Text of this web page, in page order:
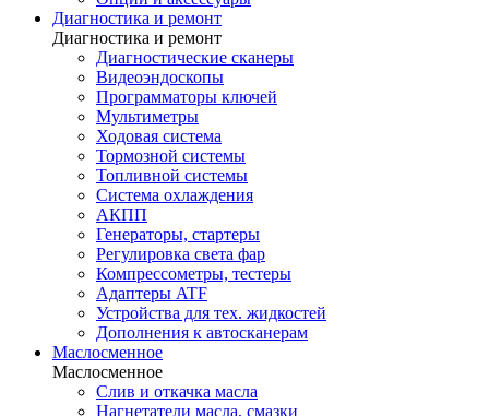
Диагностика и ремонт
Диагностика и ремонт
Диагностические сканеры
Видеоэндоскопы
Программаторы ключей
Мультиметры
Ходовая система
Тормозной системы
Топливной системы
Система охлаждения
АКПП
Генераторы, стартеры
Регулировка света фар
Компрессометры, тестеры
Адаптеры ATF
Устройства для тех. жидкостей
Дополнения к автосканерам
Маслосменное
Маслосменное
Слив и откачка масла
Нагнетатели масла, смазки